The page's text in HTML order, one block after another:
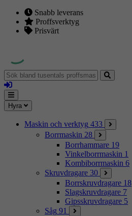
Snabb leverans
Proffsverktyg
Prisvärt
Sök
bland
tusentals
proffsmaskiner
Logga
in
Mina
sidor
Meny
Hyra
Maskin och verktyg 433
Borrmaskin 28
Borrhammare 19
Vinkelborrmaskin 1
Kombiborrmaskin 6
Skruvdragare 30
Borrskruvdragare 18
Slagskruvdragare 7
Gipsskruvdragare 5
Såg 91